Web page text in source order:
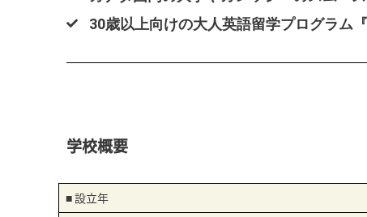
30歳以上向けの大人英語留学プログラム
学校概要
■ 設立年